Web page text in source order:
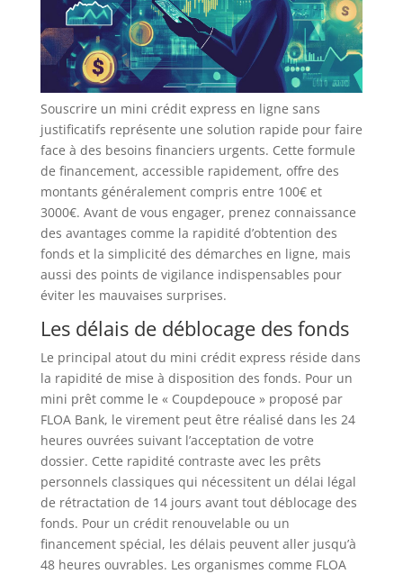
Souscrire un mini crédit express en ligne sans
justificatifs représente une solution rapide pour faire
face à des besoins financiers urgents. Cette formule
de financement, accessible rapidement, offre des
montants généralement compris entre 100€ et
3000€. Avant de vous engager, prenez connaissance
des avantages comme la rapidité d’obtention des
fonds et la simplicité des démarches en ligne, mais
aussi des points de vigilance indispensables pour
éviter les mauvaises surprises.
Les délais de déblocage des fonds
Le principal atout du mini crédit express réside dans
la rapidité de mise à disposition des fonds. Pour un
mini prêt comme le « Coupdepouce » proposé par
FLOA Bank, le virement peut être réalisé dans les 24
heures ouvrées suivant l’acceptation de votre
dossier. Cette rapidité contraste avec les prêts
personnels classiques qui nécessitent un délai légal
de rétractation de 14 jours avant tout déblocage des
fonds. Pour un crédit renouvelable ou un
financement spécial, les délais peuvent aller jusqu’à
48 heures ouvrables. Les organismes comme FLOA